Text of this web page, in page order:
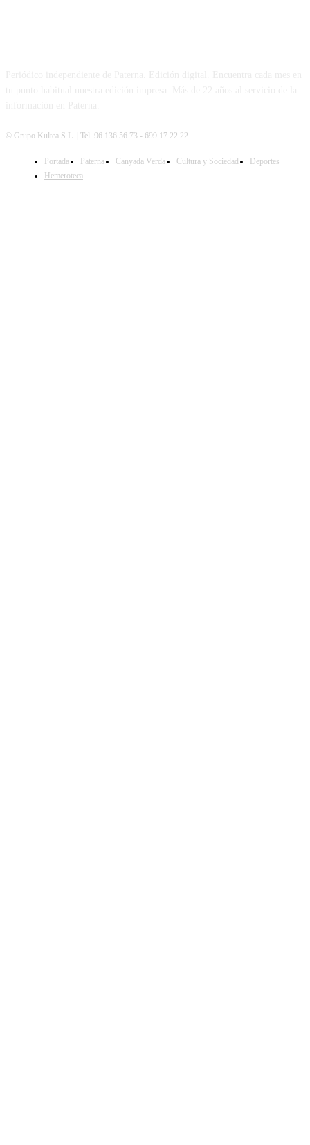
SÍGUENOS
© Grupo Kultea S.L. | Tel. 96 136 56 73 - 699 17 22 22
Portada Paterna Canyada Verda Cultura y Sociedad
Deportes
Hemeroteca